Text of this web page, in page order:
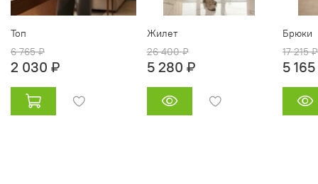
Топ
6 765 ₽
2 030 ₽
Жилет
26 400 ₽
5 280 ₽
Брюки
17 215 ₽
5